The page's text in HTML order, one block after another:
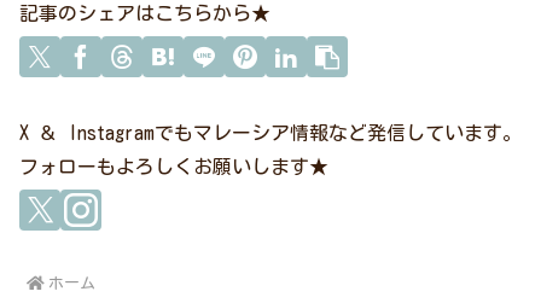
記事のシェアはこちらから★
X ＆ Instagramでもマレーシア情報など発信しています。
フォローもよろしくお願いします★
ホーム